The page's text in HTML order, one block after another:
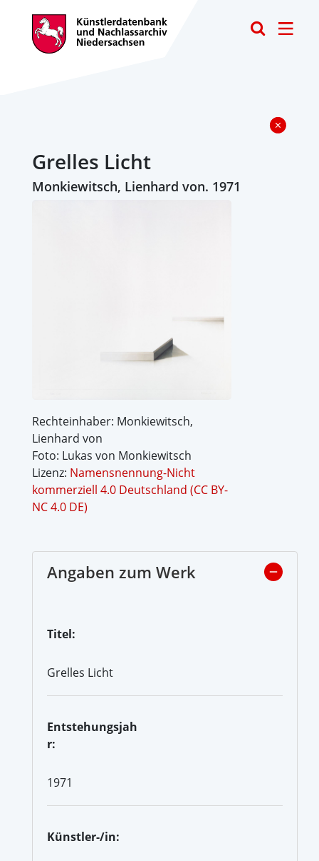
Grelles Licht
Monkiewitsch, Lienhard von. 1971
Rechteinhaber: Monkiewitsch,
Lienhard von
Foto: Lukas von Monkiewitsch
Lizenz: Namensnennung-Nicht
kommerziell 4.0 Deutschland (CC BY-
NC 4.0 DE)
Angaben zum Werk
Titel:
Grelles Licht
Entstehungsjah
r:
1971
Künstler-/in: